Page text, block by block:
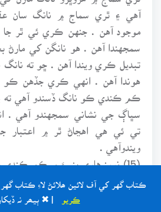
ڪتاب گهر کي آف لائين ھلائڻ لاءِ ڪتاب
| ✖ ٻيھر نہ
آهي ۽ ٿري سماج ۾ نانگ سان
موجود آهن . جنهن ڪري ئي ٿر جا
سمجهندا آهن . هو نانگن کي مارڻ
تبديل ڪري ويندا آهن . ڇو ته
هوندا آهن . انهي ڪري جڏهن ڪو
ڪم ڪندي ڪو نانگ ڏسندو آهي ته
سڀاڳ جي نشاني سمجهندو آهي .
تي ئي هي اهڃاڻ ٿر ۾ اعتبار
ويندوآهي .
(15) نور: هاري ٻنيءَ ۾ ڪم
مينهن وٺو ته به اها ٻني گهٽ پيداوار